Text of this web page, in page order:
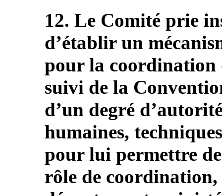
12. Le Comité prie
d’établir un
pour la coordination
suivi de la
d’un degré
humaines,
pour lui permettre
rôle de coordination,